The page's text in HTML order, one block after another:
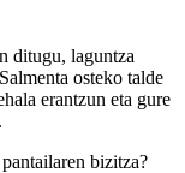
ditugu, laguntza
osteko talde
erantzun eta gure
bizitza?